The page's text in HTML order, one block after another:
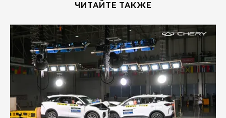
ЧИТАЙТЕ ТАКЖЕ